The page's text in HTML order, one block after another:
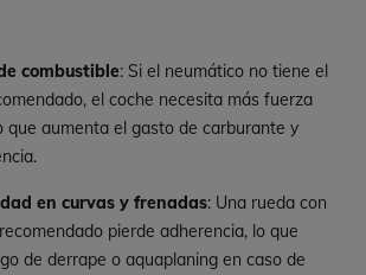
combustible: Si el neumático no tiene el
el coche necesita más fuerza
que aumenta el gasto de carburante y
en curvas y frenadas: Una rueda con
pierde adherencia, lo que
de derrape o aquaplaning en caso de